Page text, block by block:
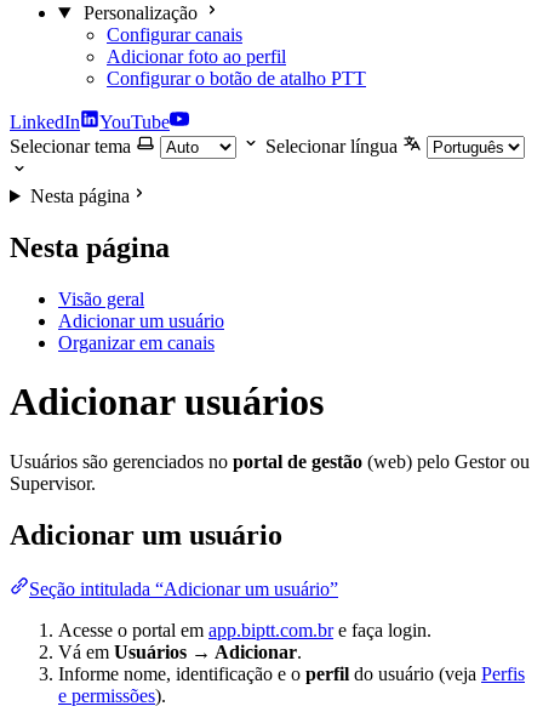
Personalização
Configurar canais
Adicionar foto ao perfil
Configurar o botão de atalho PTT
LinkedIn
YouTube
Selecionar tema
Selecionar língua
Nesta página
Nesta página
Visão geral
Adicionar um usuário
Organizar em canais
Adicionar usuários
Usuários são gerenciados no portal de gestão (web) pelo Gestor ou
Supervisor.
Adicionar um usuário
Seção intitulada “Adicionar um usuário”
Acesse o portal em app.biptt.com.bre faça login.
Vá em Usuários → Adicionar.
Informe nome, identificação e o perfil do usuário (veja Perfis
e permissões).